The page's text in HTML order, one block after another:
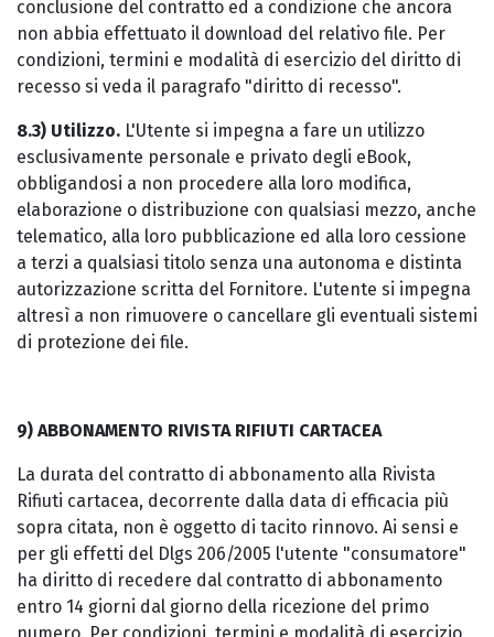
conclusione del contratto ed a condizione che ancora
non abbia effettuato il download del relativo file. Per
condizioni, termini e modalità di esercizio del diritto di
recesso si veda il paragrafo "diritto di recesso".
8.3) Utilizzo. L'Utente si impegna a fare un utilizzo
esclusivamente personale e privato degli eBook,
obbligandosi a non procedere alla loro modifica,
elaborazione o distribuzione con qualsiasi mezzo, anche
telematico, alla loro pubblicazione ed alla loro cessione
a terzi a qualsiasi titolo senza una autonoma e distinta
autorizzazione scritta del Fornitore. L'utente si impegna
altresì a non rimuovere o cancellare gli eventuali sistemi
di protezione dei file.
9) ABBONAMENTO RIVISTA RIFIUTI CARTACEA
La durata del contratto di abbonamento alla Rivista
Rifiuti cartacea, decorrente dalla data di efficacia più
sopra citata, non è oggetto di tacito rinnovo. Ai sensi e
per gli effetti del Dlgs 206/2005 l'utente "consumatore"
ha diritto di recedere dal contratto di abbonamento
entro 14 giorni dal giorno della ricezione del primo